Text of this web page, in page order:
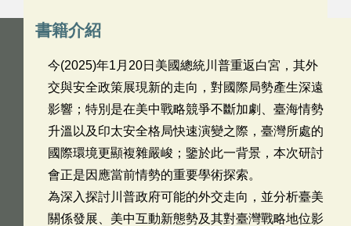
書籍介紹
今(2025)年1月20日美國總統川普重返白宮，其外
交與安全政策展現新的走向，對國際局勢產生深遠
影響；特別是在美中戰略競爭不斷加劇、臺海情勢
升溫以及印太安全格局快速演變之際，臺灣所處的
國際環境更顯複雜嚴峻；鑒於此一背景，本次研討
會正是因應當前情勢的重要學術探索。
為深入探討川普政府可能的外交走向，並分析臺美
關係發展、美中互動新態勢及其對臺灣戰略地位影